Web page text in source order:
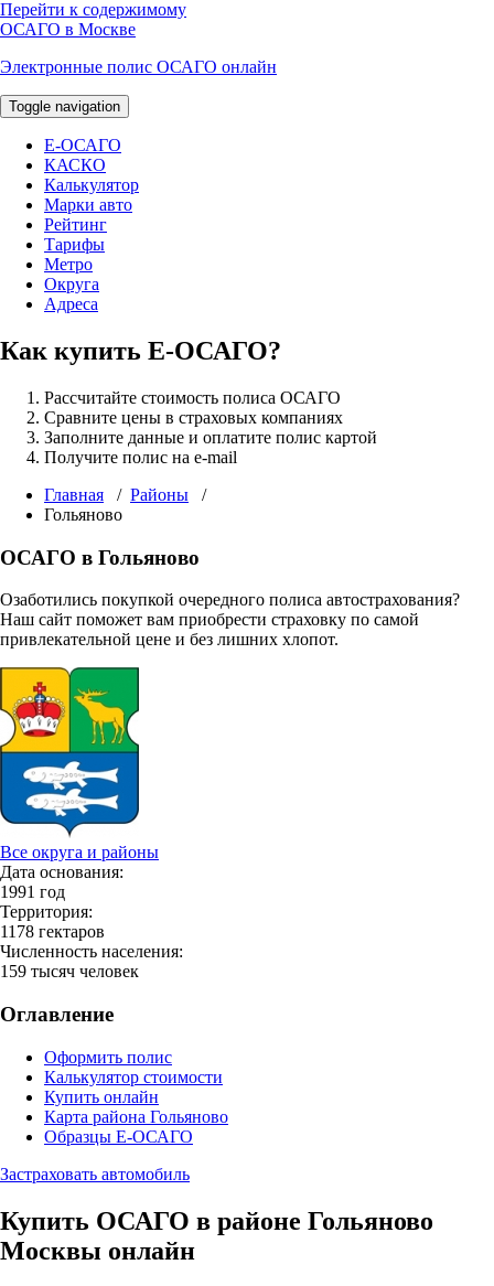
Перейти к содержимому
ОСАГО в Москве
Электронные полис ОСАГО онлайн
Toggle navigation
E-ОСАГО
КАСКО
Калькулятор
Марки авто
Рейтинг
Тарифы
Метро
Округа
Адреса
Как купить Е-ОСАГО?
Рассчитайте стоимость полиса ОСАГО
Сравните цены в страховых компаниях
Заполните данные и оплатите полис картой
Получите полис на e-mail
Главная / Районы /
Гольяново
ОСАГО в Гольяново
Озаботились покупкой очередного полиса автострахования?
Наш сайт поможет вам приобрести страховку по самой
привлекательной цене и без лишних хлопот.
Все округа и районы
Дата основания:
1991 год
Территория:
1178 гектаров
Численность населения:
159 тысяч человек
Оглавление
Оформить полис
Калькулятор стоимости
Купить онлайн
Карта района Гольяново
Образцы Е-ОСАГО
Застраховать автомобиль
Купить ОСАГО в районе Гольяново
Москвы онлайн